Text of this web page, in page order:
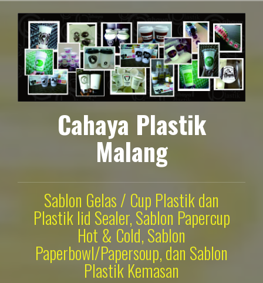
konten
Cahaya Plastik
Malang
Sablon Gelas / Cup Plastik dan
Plastik lid Sealer, Sablon Papercup
Hot & Cold, Sablon
Paperbowl/Papersoup, dan Sablon
Plastik Kemasan